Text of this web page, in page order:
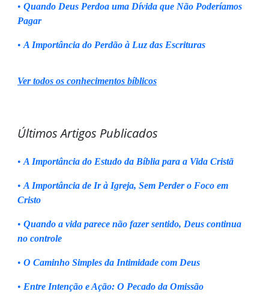
• Quando Deus Perdoa uma Dívida que Não Poderíamos
Pagar
• A Importância do Perdão à Luz das Escrituras
Ver todos os conhecimentos bíblicos
Últimos Artigos Publicados
• A Importância do Estudo da Bíblia para a Vida Cristã
• A Importância de Ir à Igreja, Sem Perder o Foco em
Cristo
• Quando a vida parece não fazer sentido, Deus continua
no controle
• O Caminho Simples da Intimidade com Deus
• Entre Intenção e Ação: O Pecado da Omissão